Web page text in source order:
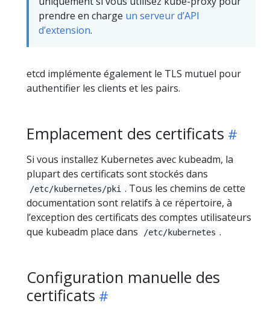
prendre en charge un serveur d’API
d’extension.
etcd implémente également le TLS mutuel pour
authentifier les clients et les pairs.
Emplacement des certificats
Si vous installez Kubernetes avec kubeadm, la
plupart des certificats sont stockés dans
/etc/kubernetes/pki . Tous les chemins de cette
documentation sont relatifs à ce répertoire, à
l’exception des certificats des comptes utilisateurs
que kubeadm place dans
/etc/kubernetes .
Configuration manuelle des
certificats